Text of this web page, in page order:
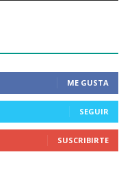
ME GUSTA
SEGUIR
SUSCRIBIRTE